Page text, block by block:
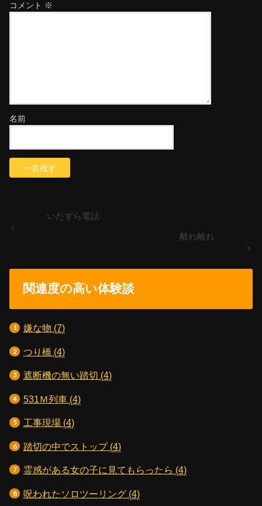
コメント ※
名前
いたずら電話
離れ離れ
関連度の高い体験談
嫌な物 (7)
つり橋 (4)
遮断機の無い踏切 (4)
531Ｍ列車 (4)
工事現場 (4)
踏切の中でストップ (4)
霊感がある女の子に見てもらったら (4)
呪われたソロツーリング (4)